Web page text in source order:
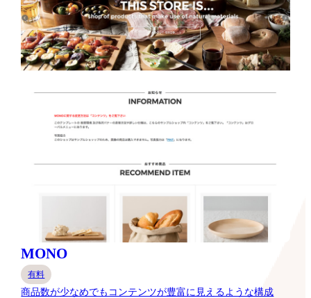
MONO
有料
商品数が少なめでもコンテンツが豊富に見えるような構成